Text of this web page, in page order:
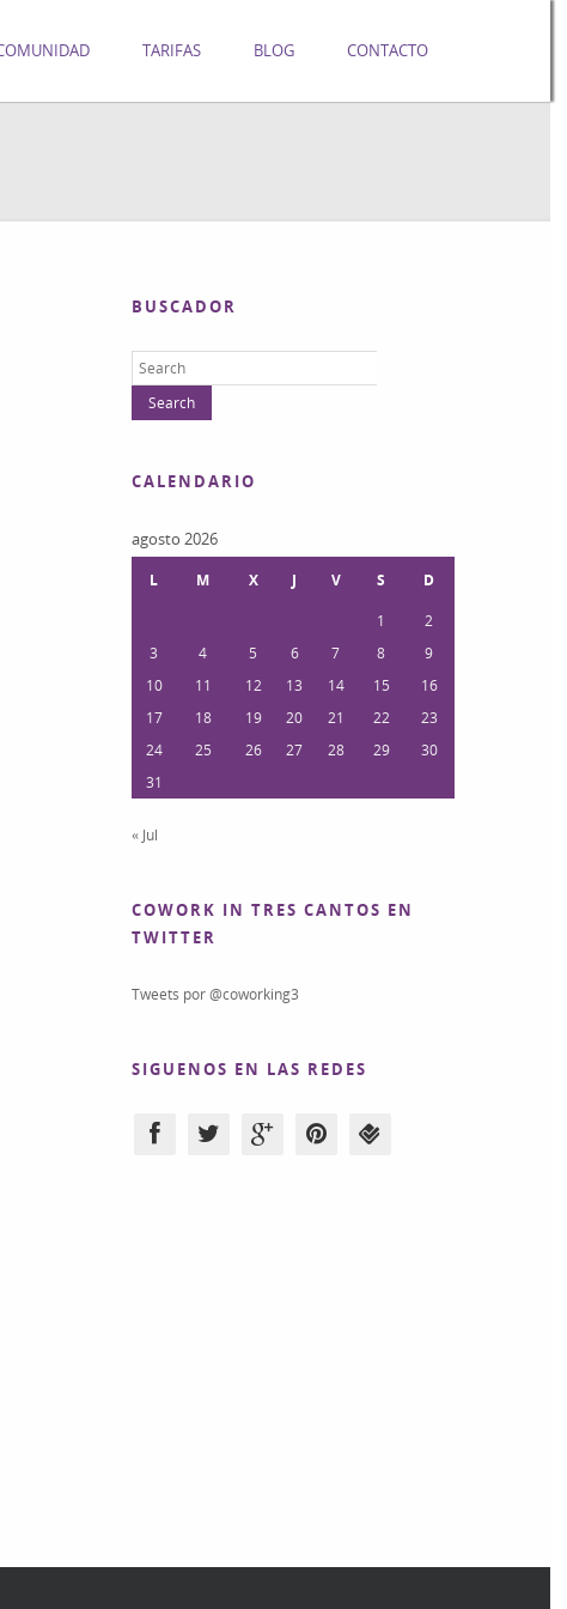
TARIFAS BLOG CONTACTO
BUSCADOR
CALENDARIO
agosto 2026
L M X J V S
D
1
2
3
4 5 6 7 8
9
10
11 12 13 14 15
16
17
18 19 20 21 22
23
24
25 26 27 28 29
30
31
« Jul
COWORK IN TRES CANTOS EN
TWITTER
Tweets por @coworking3
SIGUENOS EN LAS REDES